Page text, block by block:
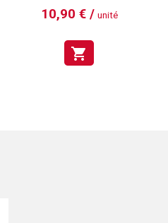
10,90 € / unité
shopping_cart